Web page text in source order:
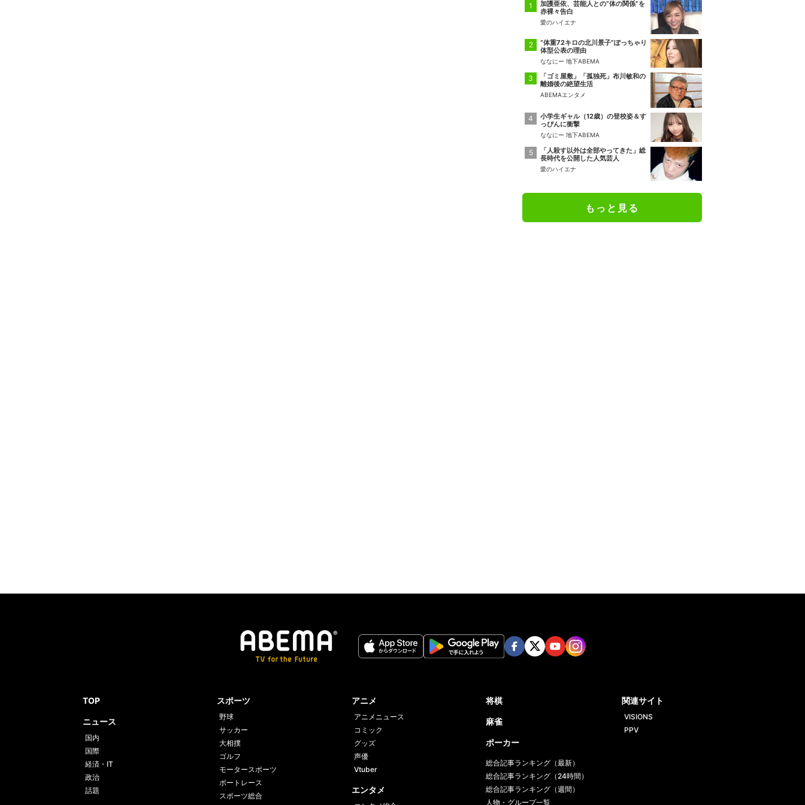
加護亜依、芸能人との“体の関係”を
赤裸々告白
愛のハイエナ
“体重72キロの北川景子”ぽっちゃり
体型公表の理由
ななにー 地下ABEMA
「ゴミ屋敷」「孤独死」布川敏和の
離婚後の絶望生活
ABEMAエンタメ
小学生ギャル（12歳）の登校姿＆す
っぴんに衝撃
ななにー 地下ABEMA
「人殺す以外は全部やってきた」総
長時代を公開した人気芸人
愛のハイエナ
もっと見る
TOP
ニュース
国内
国際
経済・IT
政治
話題
スポーツ
野球
サッカー
大相撲
ゴルフ
モータースポーツ
ボートレース
スポーツ総合
アニメ
アニメニュース
コミック
グッズ
声優
Vtuber
エンタメ
将棋
麻雀
ポーカー
総合記事ランキング（最新）
総合記事ランキング（24時間）
総合記事ランキング（週間）
人物・グループ一覧
関連サイト
VISIONS
PPV